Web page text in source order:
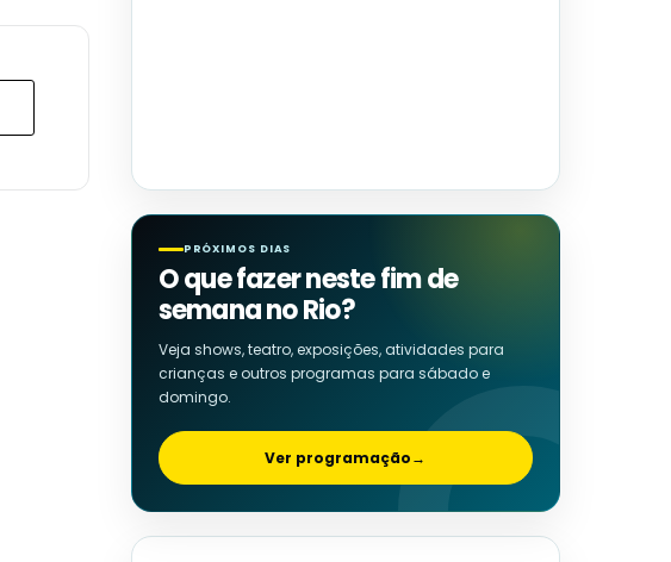
PRÓXIMOS DIAS
O que fazer neste fim de
semana no Rio?
Veja shows, teatro, exposições, atividades para
crianças e outros programas para sábado e
domingo.
Ver programação→